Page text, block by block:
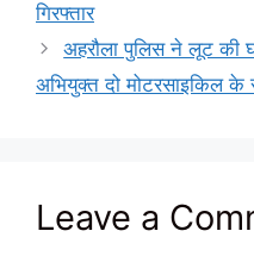
गिरफ्तार
अहरौला पुलिस ने लूट की
अभियुक्त दो मोटरसाइकिल के
Leave a